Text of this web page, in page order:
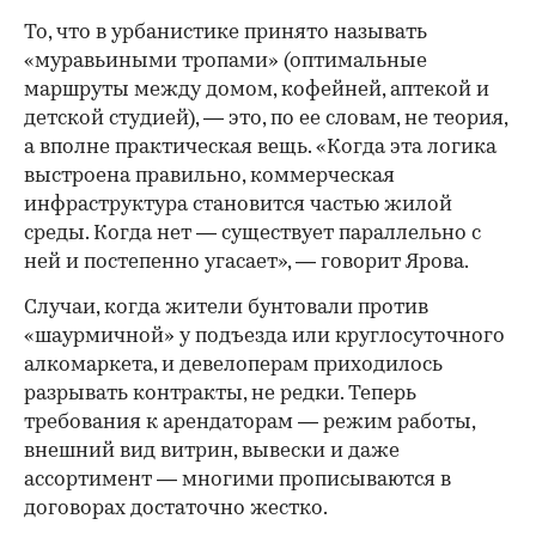
То, что в урбанистике принято называть
«муравьиными тропами» (оптимальные
маршруты между домом, кофейней, аптекой и
детской студией), — это, по ее словам, не теория,
а вполне практическая вещь. «Когда эта логика
выстроена правильно, коммерческая
инфраструктура становится частью жилой
среды. Когда нет — существует параллельно с
ней и постепенно угасает», — говорит Ярова.
Случаи, когда жители бунтовали против
«шаурмичной» у подъезда или круглосуточного
алкомаркета, и девелоперам приходилось
разрывать контракты, не редки. Теперь
требования к арендаторам — режим работы,
внешний вид витрин, вывески и даже
ассортимент — многими прописываются в
договорах достаточно жестко.